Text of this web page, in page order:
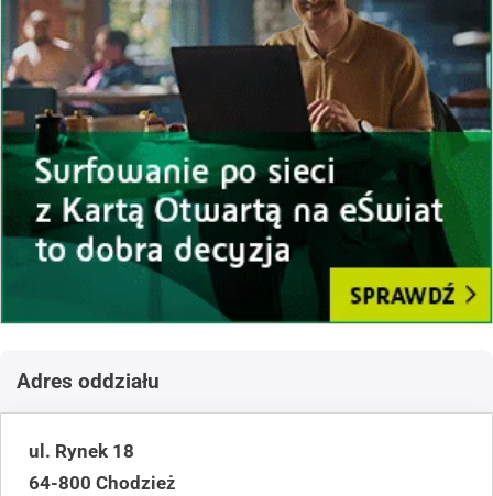
Adres oddziału
ul. Rynek 18
64-800 Chodzież